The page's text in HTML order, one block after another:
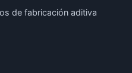
de fabricación aditiva